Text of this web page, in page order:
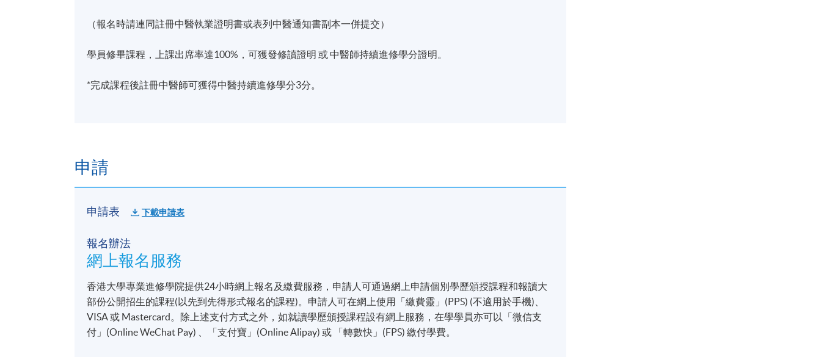
（報名時請連同註冊中醫執業證明書或表列中醫通知書副本一併提交）
學員修畢課程，上課出席率達100%，可獲發修讀證明 或 中醫師持續進修學分證明。
*完成課程後註冊中醫師可獲得中醫持續進修學分3分。
申請
申請表 下載申請表
報名辦法
網上報名服務
香港大學專業進修學院提供24小時網上報名及繳費服務，申請人可通過網上申請個別學歷頒授課程和報讀大
部份公開招生的課程(以先到先得形式報名的課程)。申請人可在網上使用「繳費靈」(PPS) (不適用於手機)、
VISA 或 Mastercard。除上述支付方式之外，如就讀學歷頒授課程設有網上服務，在學學員亦可以「微信支
付」(Online WeChat Pay) 、「支付寶」(Online Alipay) 或 「轉數快」(FPS) 繳付學費。